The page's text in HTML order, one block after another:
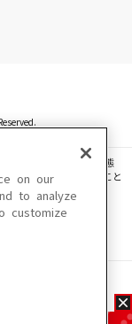
・音声等を、手段や形態
、ファイル化などすること
があります。
あります。
on our
to analyze
customize